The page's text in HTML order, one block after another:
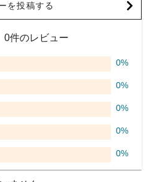
を投稿する
0件のレビュー
0%
0%
0%
0%
0%